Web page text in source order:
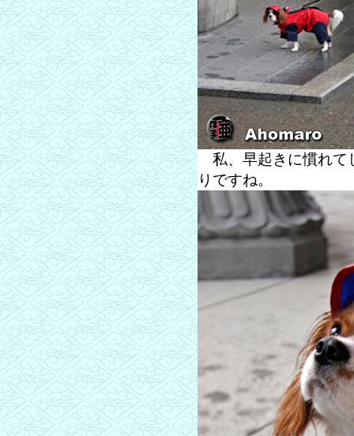
私、早起きに慣れて
りですね。